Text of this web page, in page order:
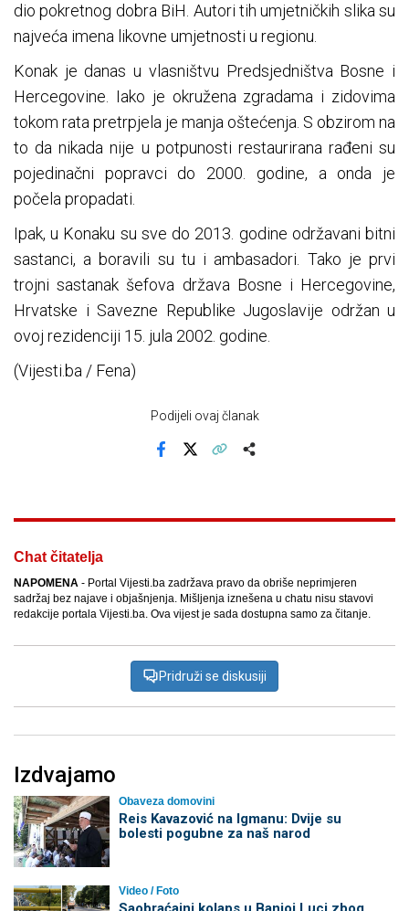
dio pokretnog dobra BiH. Autori tih umjetničkih slika su
najveća imena likovne umjetnosti u regionu.
Konak je danas u vlasništvu Predsjedništva Bosne i
Hercegovine. Iako je okružena zgradama i zidovima
tokom rata pretrpjela je manja oštećenja. S obzirom na
to da nikada nije u potpunosti restaurirana rađeni su
pojedinačni popravci do 2000. godine, a onda je
počela propadati.
Ipak, u Konaku su sve do 2013. godine održavani bitni
sastanci, a boravili su tu i ambasadori. Tako je prvi
trojni sastanak šefova država Bosne i Hercegovine,
Hrvatske i Savezne Republike Jugoslavije održan u
ovoj rezidenciji 15. jula 2002. godine.
(Vijesti.ba / Fena)
Podijeli ovaj članak
Chat čitatelja
NAPOMENA - Portal Vijesti.ba zadržava pravo da obriše neprimjeren
sadržaj bez najave i objašnjenja. Mišljenja iznešena u chatu nisu stavovi
redakcije portala Vijesti.ba. Ova vijest je sada dostupna samo za čitanje.
Pridruži se diskusiji
Izdvajamo
Obaveza domovini
Reis Kavazović na Igmanu: Dvije su
bolesti pogubne za naš narod
Video / Foto